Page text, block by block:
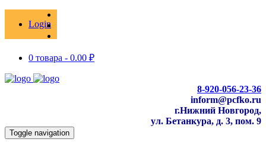
Login
0 товара - 0.00 ₽
8-920-056-23-36
inform@pcfko.ru
г.Нижний Новгород,
ул. Бетанкура, д. 3, пом. 9
Toggle navigation